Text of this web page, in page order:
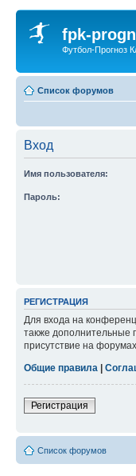
fpk-
Футбол-Прогноз
Список форумов
Вход
Имя пользователя:
Пароль:
РЕГИСТРАЦИЯ
Для входа на
также дополнительные
присутствие на
Общие правила
Регистрация
Список форумов